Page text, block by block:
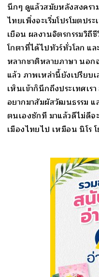
นึกๆ ดูแล้วสมัยหลังสงครา
ไทยเพิ่งจะเริ่มโปรโมตปร
เยือน ผลงานจิตรกรรมวิถี
โกตาที่ได้ไปทัวร์ทั่วโลก
หลากชาติหลายภาษา นอ
แล้ว ภาพเหล่านี้ยังเปรียบ
เห็นเข้าก็นึกถึงประเทศเร
อยากมาสัมผัสวัฒนธรรม แ
ตนเองซักที มาแล้วดีไม่ดีจ
เมืองไทยไป เหมือน นิโร